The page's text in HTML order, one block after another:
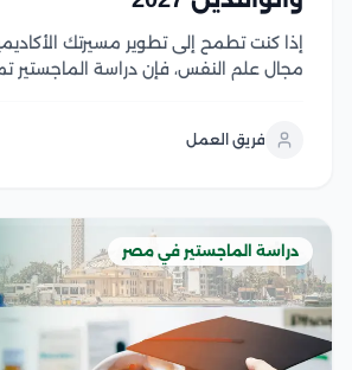
إذا كنت تطمح إلى تطوير مسيرتك
مجال علم النفس، فإن دراسة
استعدادك الكامل، وفي هذا المقال
فريق العمل
دراسة الماجستير في مصر